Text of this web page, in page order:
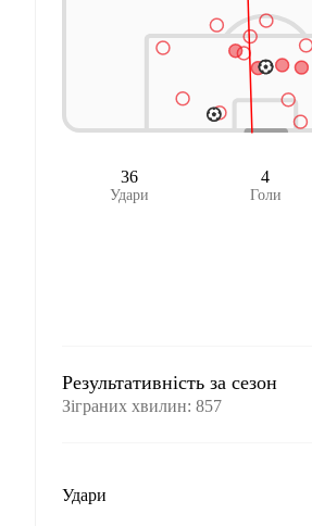
36
Удари
4
Голи
Результативність за сезон
Зіграних хвилин: 857
Удари